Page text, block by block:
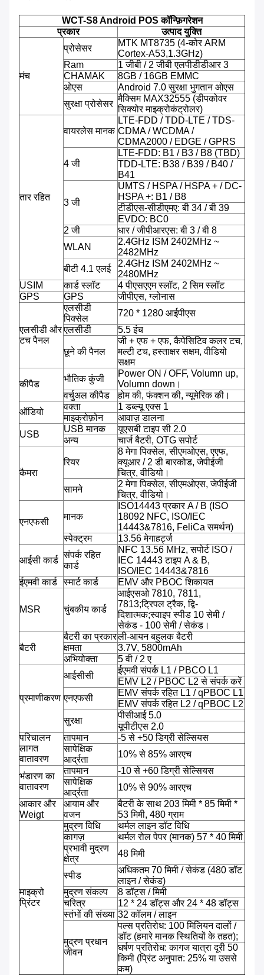
WCT-S8 Android POS कॉन्फ़िगरेशन
प्रकार
उत्पाद युक्ति
मंच
प्रोसेसर
MTK MT8735 (4-कोर ARM
Cortex-A53,1.3GHz)
Ram
1 जीबी / 2 जीबी एलपीडीडीआर 3
CHAMAK
8GB / 16GB EMMC
ओएस
Android 7.0 सुरक्षा भुगतान ओएस
सुरक्षा प्रोसेसर
मैक्सिम MAX32555 (डीपकोवर
सिक्योर माइक्रोकंट्रोलर)
तार रहित
वायरलेस मानक
LTE-FDD / TDD-LTE / TDS-
CDMA / WCDMA /
CDMA2000 / EDGE / GPRS
4 जी
LTE-FDD: B1 / B3 / B8 (TBD)
TDD-LTE: B38 / B39 / B40 /
B41
3 जी
UMTS / HSPA / HSPA + / DC-
HSPA +: B1 / B8
टीडीएस-सीडीएमए: बी 34 / बी 39
EVDO: BC0
2 जी
धार / जीपीआरएस: बी 3 / बी 8
WLAN
2.4GHz ISM 2402MHz ~
2482MHz
बीटी 4.1 एलई
2.4GHz ISM 2402MHz ~
2480MHz
USIM
कार्ड स्लॉट
4 पीएसएएम स्लॉट, 2 सिम स्लॉट
GPS
GPS जीपीएस, ग्लोनास
एलसीडी और
टच पैनल
एलसीडी
पिक्सेल
720 * 1280 आईपीएस
एलसीडी
5.5 इंच
छूने की पैनल
जी + एफ + एफ, कैपेसिटिव कलर टच,
मल्टी टच, हस्ताक्षर सक्षम, वीडियो
सक्षम
कीपैड
भौतिक कुंजी
Power ON / OFF, Volumn up,
Volumn down।
वर्चुअल कीपैड
होम की, फंक्शन की, न्यूमेरिक की।
ऑडियो
वक्ता
1 डब्ल्यू एक्स 1
माइक्रोफ़ोन
आवाज़ डालना
USB
USB मानक
यूएसबी टाइप सी 2.0
अन्य
चार्ज बैटरी, OTG सपोर्ट
कैमरा
रियर
8 मेगा पिक्सेल, सीएमओएस, एएफ,
क्यूआर / 2 डी बारकोड, जेपीईजी
चित्र, वीडियो।
सामने
2 मेगा पिक्सेल, सीएमओएस, जेपीईजी
चित्र, वीडियो।
एनएफसी
मानक
ISO14443 प्रकार A / B (ISO
18092 NFC, ISO/IEC
14443&7816, FeliCa समर्थन)
स्पेक्ट्रम
13.56 मेगाहर्ट्ज
आईसी कार्ड
संपर्क रहित
कार्ड
NFC 13.56 MHz, सपोर्ट ISO /
IEC 14443 टाइप A & B,
ISO/IEC 14443&7816
ईएमवी कार्ड
स्मार्ट कार्ड EMV और PBOC शिकायत
MSR चुंबकीय कार्ड
आईएसओ 7810, 7811,
7813;ट्रिपल ट्रैक, द्वि-
दिशात्मक;स्वाइप स्पीड 10 सेमी /
सेकंड - 100 सेमी / सेकंड।
बैटरी
बैटरी का प्रकारली-आयन बहुलक बैटरी
क्षमता
3.7V, 5800mAh
अभियोक्ता
5 वी / 2 ए
प्रमाणीकरण
आईसीसी
ईएमवी संपर्क L1 / PBCO L1
EMV L2 / PBOC L2 से संपर्क करें
एनएफसी
EMV संपर्क रहित L1 / qPBOC L1
EMV संपर्क रहित L2 / qPBOC L2
सुरक्षा
पीसीआई 5.0
यूपीटीएस 2.0
परिचालन
लागत
वातावरण
तापमान
-5 से +50 डिग्री सेल्सियस
सापेक्षिक
आर्द्रता
10% से 85% आरएच
भंडारण का
वातावरण
तापमान
-10 से +60 डिग्री सेल्सियस
सापेक्षिक
आर्द्रता
10% से 90% आरएच
आकार और
Weigt
आयाम और
वजन
बैटरी के साथ 203 मिमी * 85 मिमी *
53 मिमी, 480 ग्राम
माइक्रो
प्रिंटर
मुद्रण विधि
थर्मल लाइन डॉट विधि
कागज़
थर्मल रोल पेपर (मानक) 57 * 40 मिमी
प्रभावी मुद्रण
क्षेत्र
48 मिमी
स्पीड
अधिकतम 70 मिमी / सेकंड (480 डॉट
लाइन / सेकंड)
मुद्रण संकल्प
8 डॉट्स / मिमी
चरित्र
12 * 24 डॉट्स और 24 * 48 डॉट्स
स्तंभों की संख्या 32 कॉलम / लाइन
मुद्रण प्रधान
जीवन
पल्स प्रतिरोध: 100 मिलियन दालों /
डॉट (हमारे मानक स्थितियों के तहत);
घर्षण प्रतिरोध: कागज यात्रा दूरी 50
किमी (प्रिंट अनुपात: 25% या उससे
कम)